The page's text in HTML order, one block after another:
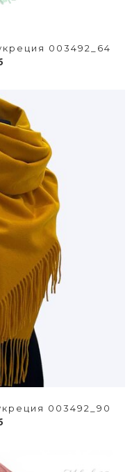
003492_64
003492_90